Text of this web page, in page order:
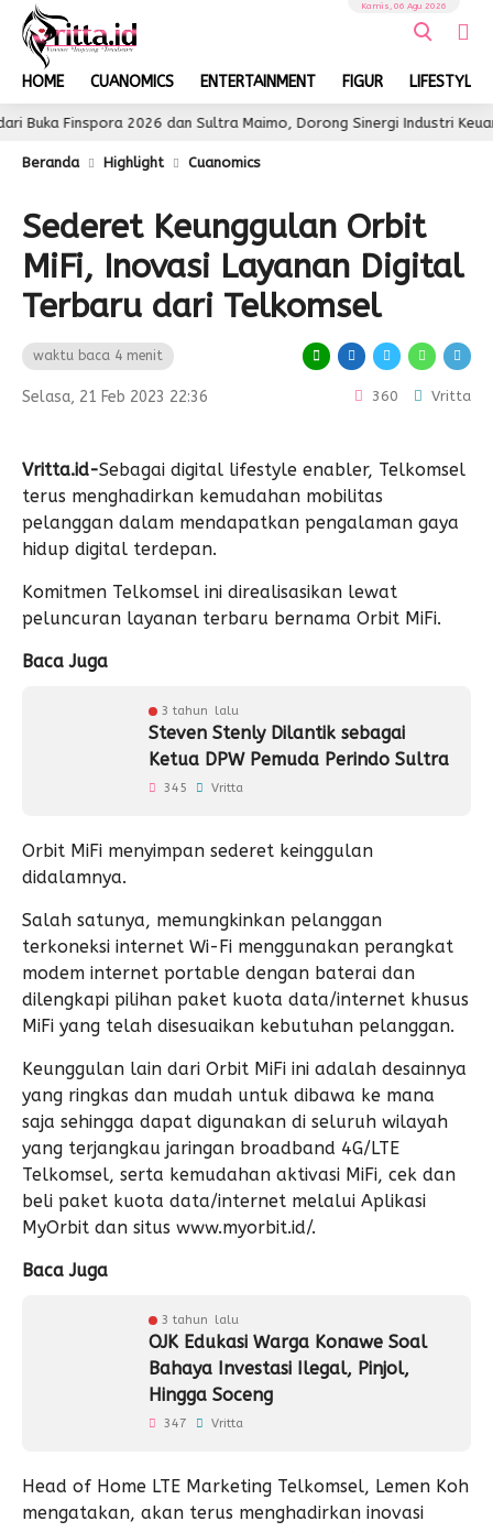
HOME CUANOMICS ENTERTAINMENT FIGUR LIFESTYLE
Kamis, 06 Agu 2026
2026 dan Sultra Maimo, Dorong Sinergi Industri Keuangan
Beranda Highlight Cuanomics
Sederet Keunggulan Orbit
MiFi, Inovasi Layanan Digital
Terbaru dari Telkomsel
waktu baca 4 menit
Selasa, 21 Feb 2023 22:36 360 Vritta
Vritta.id-Sebagai digital lifestyle enabler, Telkomsel
terus menghadirkan kemudahan mobilitas
pelanggan dalam mendapatkan pengalaman gaya
hidup digital terdepan.
Komitmen Telkomsel ini direalisasikan lewat
peluncuran layanan terbaru bernama Orbit MiFi.
Baca Juga
3 tahun lalu
Steven Stenly Dilantik sebagai
Ketua DPW Pemuda Perindo Sultra
345 Vritta
Orbit MiFi menyimpan sederet keinggulan
didalamnya.
Salah satunya, memungkinkan pelanggan
terkoneksi internet Wi-Fi menggunakan perangkat
modem internet portable dengan baterai dan
dilengkapi pilihan paket kuota data/internet khusus
MiFi yang telah disesuaikan kebutuhan pelanggan.
Keunggulan lain dari Orbit MiFi ini adalah desainnya
yang ringkas dan mudah untuk dibawa ke mana
saja sehingga dapat digunakan di seluruh wilayah
yang terjangkau jaringan broadband 4G/LTE
Telkomsel, serta kemudahan aktivasi MiFi, cek dan
beli paket kuota data/internet melalui Aplikasi
MyOrbit dan situs www.myorbit.id/.
Baca Juga
3 tahun lalu
OJK Edukasi Warga Konawe Soal
Bahaya Investasi Ilegal, Pinjol,
Hingga Soceng
347 Vritta
Head of Home LTE Marketing Telkomsel, Lemen Koh
mengatakan, akan terus menghadirkan inovasi